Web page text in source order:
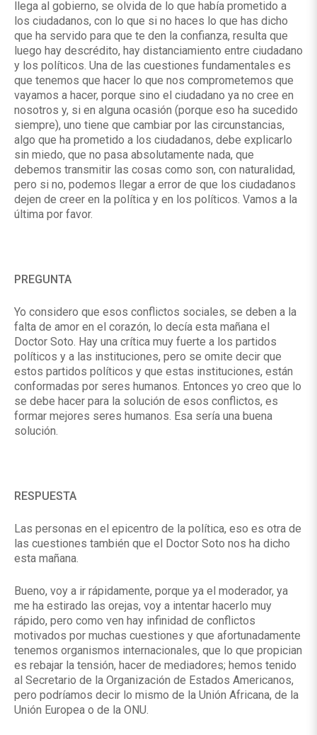
llega al gobierno, se olvida de lo que había prometido a
los ciudadanos, con lo que si no haces lo que has dicho
que ha servido para que te den la confianza, resulta que
luego hay descrédito, hay distanciamiento entre ciudadano
y los políticos. Una de las cuestiones fundamentales es
que tenemos que hacer lo que nos comprometemos que
vayamos a hacer, porque sino el ciudadano ya no cree en
nosotros y, si en alguna ocasión (porque eso ha sucedido
siempre), uno tiene que cambiar por las circunstancias,
algo que ha prometido a los ciudadanos, debe explicarlo
sin miedo, que no pasa absolutamente nada, que
debemos transmitir las cosas como son, con naturalidad,
pero si no, podemos llegar a error de que los ciudadanos
dejen de creer en la política y en los políticos. Vamos a la
última por favor.
PREGUNTA
Yo considero que esos conflictos sociales, se deben a la
falta de amor en el corazón, lo decía esta mañana el
Doctor Soto. Hay una crítica muy fuerte a los partidos
políticos y a las instituciones, pero se omite decir que
estos partidos políticos y que estas instituciones, están
conformadas por seres humanos. Entonces yo creo que lo
se debe hacer para la solución de esos conflictos, es
formar mejores seres humanos. Esa sería una buena
solución.
RESPUESTA
Las personas en el epicentro de la política, eso es otra de
las cuestiones también que el Doctor Soto nos ha dicho
esta mañana.
Bueno, voy a ir rápidamente, porque ya el moderador, ya
me ha estirado las orejas, voy a intentar hacerlo muy
rápido, pero como ven hay infinidad de conflictos
motivados por muchas cuestiones y que afortunadamente
tenemos organismos internacionales, que lo que propician
es rebajar la tensión, hacer de mediadores; hemos tenido
al Secretario de la Organización de Estados Americanos,
pero podríamos decir lo mismo de la Unión Africana, de la
Unión Europea o de la ONU.